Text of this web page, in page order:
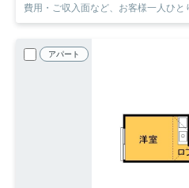
費用・ご収入面など、お客様一人ひと
アパート